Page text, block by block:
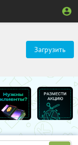
Загрузить